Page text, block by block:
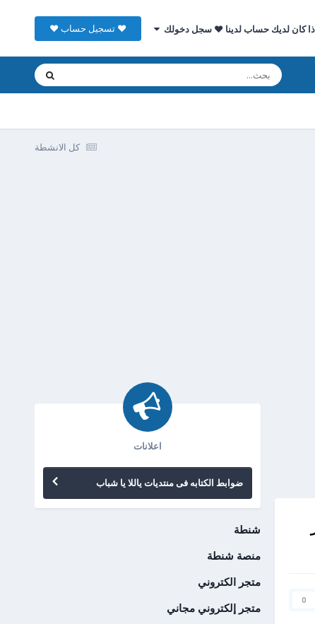
كان لديك حساب لدينا ♥ سجل دخولك ♥ تسجيل حساب ♥
كل الانشطة
0
اعلانات
ضوابط الكتابه فى منتديات ياللا يا شباب
شنطة
منصة شنطة
متجر الكتروني
متجر إلكتروني مجاني